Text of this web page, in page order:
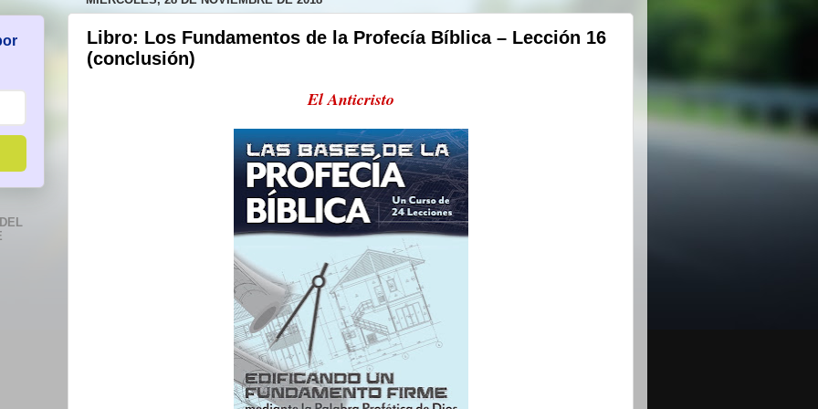
Libro: Los Fundamentos de la Profecía Bíblica – Lección 16
(conclusión)
El Anticristo